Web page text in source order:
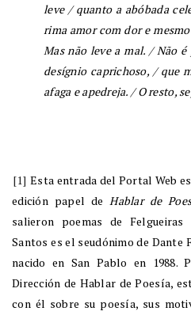
leve / quanto a abóbada
rima amor com dor e
Mas não leve a mal. / Não
desígnio caprichoso, / que
afaga e apedreja. / O resto,
[1] Esta entrada del Portal Web
edición papel deHablar de
salieron poemas de
Santos es el seudónimo de Dante
nacido en San Pablo en 1988.
Dirección de Hablar de Poesía,
con él sobre su poesía, sus